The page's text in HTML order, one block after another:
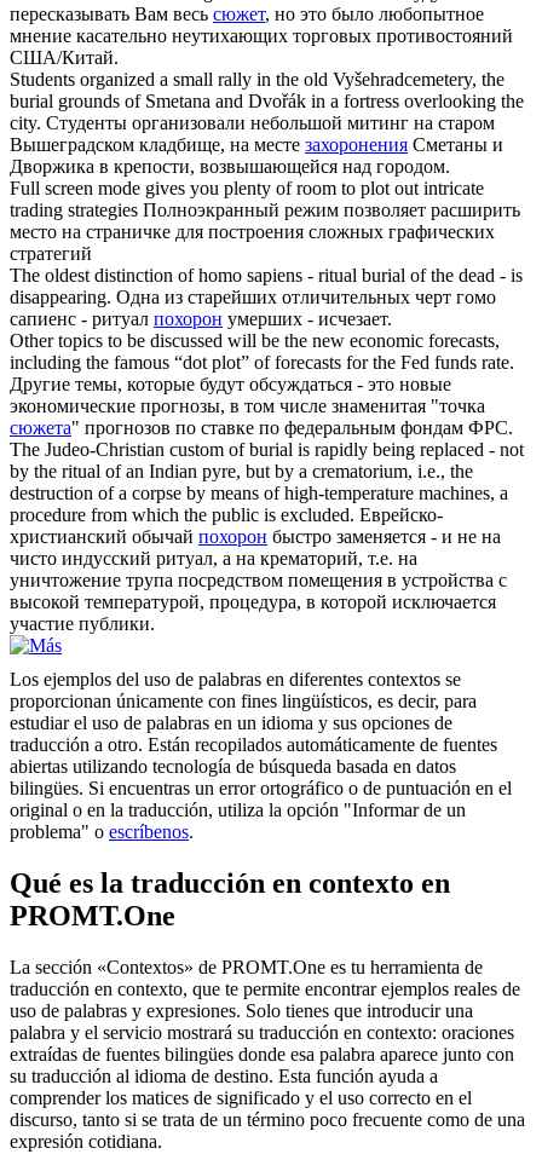
пересказывать Вам весь сюжет, но это было любопытное
мнение касательно неутихающих торговых противостояний
США/Китай.
Students organized a small rally in the old Vyšehradcemetery, the
burial grounds of Smetana and Dvořák in a fortress overlooking the
city. Студенты организовали небольшой митинг на старом
Вышеградском кладбище, на месте захоронения Сметаны и
Дворжика в крепости, возвышающейся над городом.
Full screen mode gives you plenty of room to plotout intricate
trading strategies Полноэкранный режим позволяет расширить
место на страничке для построения сложных графических
стратегий
The oldest distinction of homo sapiens - ritual burial of the dead - is
disappearing. Одна из старейших отличительных черт гомо
сапиенс - ритуал похорон умерших - исчезает.
Other topics to be discussed will be the new economic forecasts,
including the famous “dotplot” of forecasts for the Fed funds rate.
Другие темы, которые будут обсуждаться - это новые
экономические прогнозы, в том числе знаменитая "точка
сюжета" прогнозов по ставке по федеральным фондам ФРС.
The Judeo-Christian custom ofburial is rapidly being replaced - not
by the ritual of an Indian pyre, but by a crematorium, i.e., the
destruction of a corpse by means of high-temperature machines, a
procedure from which the public is excluded. Еврейско-
христианский обычай похорон быстро заменяется - и не на
чисто индусский ритуал, а на крематорий, т.е. на
уничтожение трупа посредством помещения в устройства с
высокой температурой, процедура, в которой исключается
участие публики.
Los ejemplos del uso de palabras en diferentes contextos se
proporcionan únicamente con fines lingüísticos, es decir, para
estudiar el uso de palabras en un idioma y sus opciones de
traducción a otro. Están recopilados automáticamente de fuentes
abiertas utilizando tecnología de búsqueda basada en datos
bilingües. Si encuentras un error ortográfico o de puntuación en el
original o en la traducción, utiliza la opción "Informar de un
problema" o escríbenos.
Qué es la traducción en contexto en
PROMT.One
La sección «Contextos» de PROMT.One es tu herramienta de
traducción en contexto, que te permite encontrar ejemplos reales de
uso de palabras y expresiones. Solo tienes que introducir una
palabra y el servicio mostrará su traducción en contexto: oraciones
extraídas de fuentes bilingües donde esa palabra aparece junto con
su traducción al idioma de destino. Esta función ayuda a
comprender los matices de significado y el uso correcto en el
discurso, tanto si se trata de un término poco frecuente como de una
expresión cotidiana.